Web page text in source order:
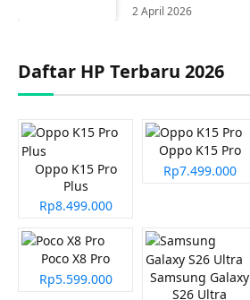
2 April 2026
Daftar HP Terbaru 2026
Oppo K15 Pro
Plus
Rp8.499.000
Oppo K15 Pro
Rp7.499.000
Poco X8 Pro
Rp5.599.000
Samsung Galaxy
S26 Ultra